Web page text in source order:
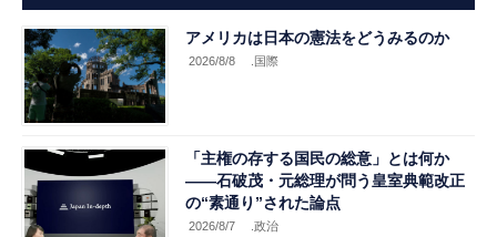
アメリカは日本の憲法をどうみるのか
2026/8/8 .国際
「主権の存する国民の総意」とは何か
――石破茂・元総理が問う皇室典範改正
の“素通り”された論点
2026/8/7 .政治